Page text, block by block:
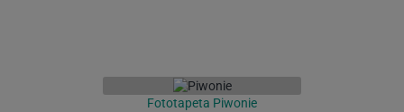
Fototapeta Piwonie